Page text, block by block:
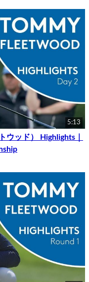
5:13
ウッド） Highlights｜